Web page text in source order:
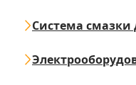
Система смазки